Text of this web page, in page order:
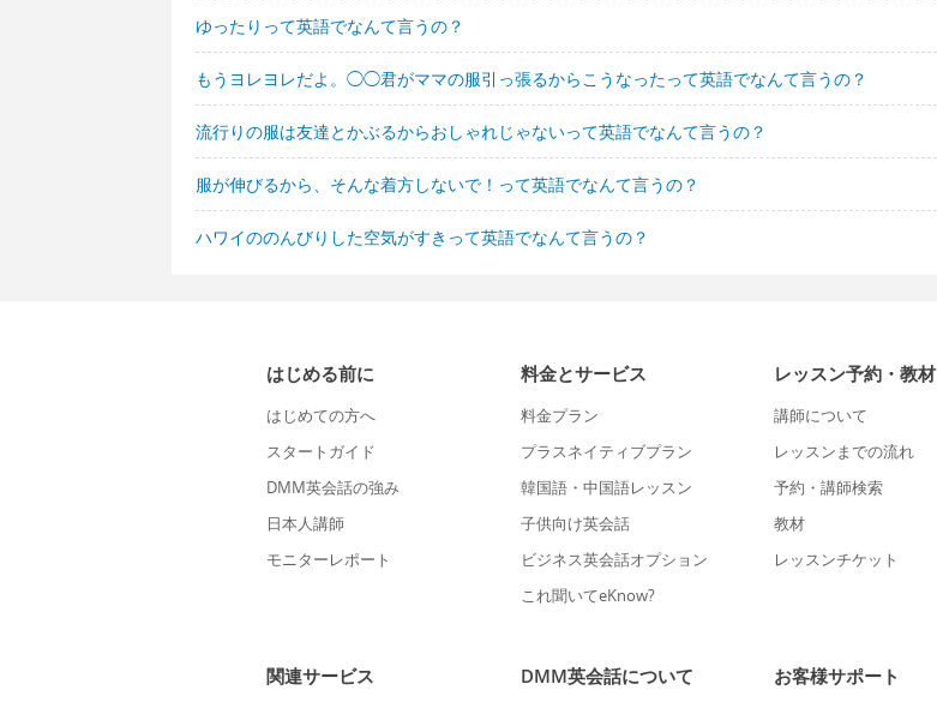
ゆったりって英語でなんて言うの？
もうヨレヨレだよ。◯◯君がママの服引っ張るからこうなったって英語でなんて言うの？
流行りの服は友達とかぶるからおしゃれじゃないって英語でなんて言うの？
服が伸びるから、そんな着方しないで！って英語でなんて言うの？
ハワイののんびりした空気がすきって英語でなんて言うの？
はじめる前に
はじめての方へ
スタートガイド
DMM英会話の強み
日本人講師
モニターレポート
料金とサービス
料金プラン
プラスネイティブプラン
韓国語・中国語レッスン
子供向け英会話
ビジネス英会話オプション
これ聞いてeKnow?
レッスン予約・教材
講師について
レッスンまでの流れ
予約・講師検索
教材
レッスンチケット
関連サービス DMM英会話について お客様サポート